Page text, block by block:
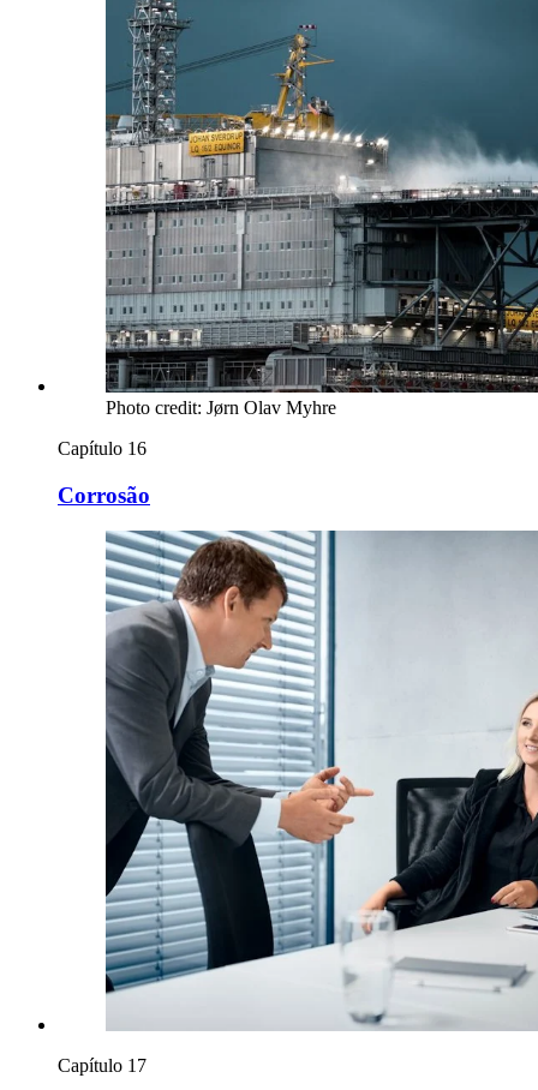
Photo credit: Jørn Olav Myhre
Capítulo 16
Corrosão
Capítulo 17